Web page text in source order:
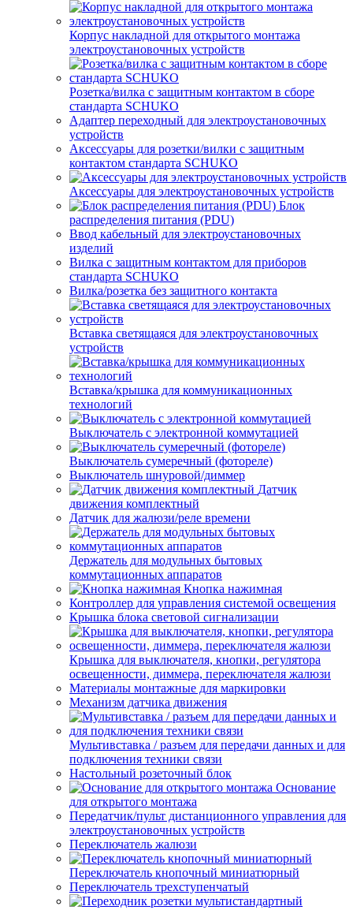
Корпус накладной для открытого монтажа
электроустановочных устройств
Розетка/вилка с защитным контактом в сборе
стандарта SCHUKO
Адаптер переходный для электроустановочных
устройств
Аксессуары для розетки/вилки с защитным
контактом стандарта SCHUKO
Аксессуары для электроустановочных устройств
Блок
распределения питания (PDU)
Ввод кабельный для электроустановочных
изделий
Вилка с защитным контактом для приборов
стандарта SCHUKO
Вилка/розетка без защитного контакта
Вставка светящаяся для электроустановочных
устройств
Вставка/крышка для коммуникационных
технологий
Выключатель с электронной коммутацией
Выключатель сумеречный (фотореле)
Выключатель шнуровой/диммер
Датчик
движения комплектный
Датчик для жалюзи/реле времени
Держатель для модульных бытовых
коммутационных аппаратов
Кнопка нажимная
Контроллер для управления системой освещения
Крышка блока световой сигнализации
Крышка для выключателя, кнопки, регулятора
освещенности, диммера, переключателя жалюзи
Материалы монтажные для маркировки
Механизм датчика движения
Мультивставка / разъем для передачи данных и для
подключения техники связи
Настольный розеточный блок
Основание
для открытого монтажа
Передатчик/пульт дистанционного управления для
электроустановочных устройств
Переключатель жалюзи
Переключатель кнопочный миниатюрный
Переключатель трехступенчатый